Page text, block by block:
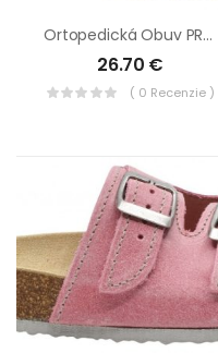
Ortopedická Obuv PROTETIKA T13 Biela
26.70 €
( 0 Recenzie )